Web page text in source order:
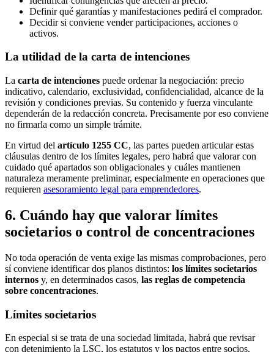
Definir qué garantías y manifestaciones pedirá el comprador.
Decidir si conviene vender participaciones, acciones o
activos.
La utilidad de la carta de intenciones
La carta de intenciones puede ordenar la negociación: precio
indicativo, calendario, exclusividad, confidencialidad, alcance de la
revisión y condiciones previas. Su contenido y fuerza vinculante
dependerán de la redacción concreta. Precisamente por eso conviene
no firmarla como un simple trámite.
En virtud del artículo 1255 CC, las partes pueden articular estas
cláusulas dentro de los límites legales, pero habrá que valorar con
cuidado qué apartados son obligacionales y cuáles mantienen
naturaleza meramente preliminar, especialmente en operaciones que
requieren asesoramiento legal para emprendedores.
6. Cuándo hay que valorar límites
societarios o control de concentraciones
No toda operación de venta exige las mismas comprobaciones, pero
sí conviene identificar dos planos distintos: los límites societarios
internos y, en determinados casos, las reglas de competencia
sobre concentraciones.
Límites societarios
En especial si se trata de una sociedad limitada, habrá que revisar
con detenimiento la LSC, los estatutos y los pactos entre socios.